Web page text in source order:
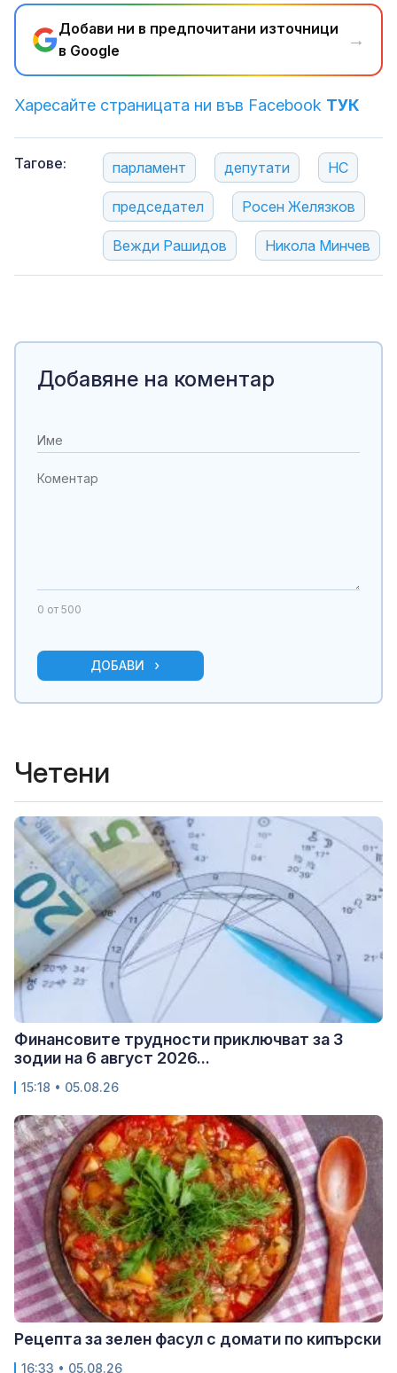
Добави ни в предпочитани източници
в Google
→
Харесайте страницата ни във Facebook ТУК
Тагове: парламент депутати НС
председател Росен Желязков
Вежди Рашидов Никола Минчев
Добавяне на коментар
0 от 500
ДОБАВИ
Четени
Финансовите трудности приключват за 3
зодии на 6 август 2026...
15:18 • 05.08.26
Рецепта за зелен фасул с домати по кипърски
16:33 • 05.08.26